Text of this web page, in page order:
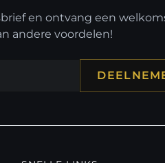
en ontvang een
andere voordelen!